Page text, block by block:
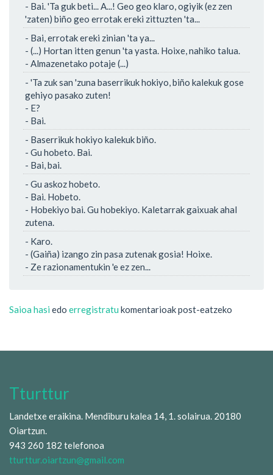
- Bai. 'Ta guk beti... A...! Geo geo klaro, ogiyik (ez zen
'zaten) biño geo errotak ereki zittuzten 'ta...
- Bai, errotak ereki zinian 'ta ya...
- (...) Hortan itten genun 'ta yasta. Hoixe, nahiko talua.
- Almazenetako potaje (...)
- 'Ta zuk san 'zuna baserrikuk hokiyo, biño kalekuk gose
gehiyo pasako zuten!
- E?
- Bai.
- Baserrikuk hokiyo kalekuk biño.
- Gu hobeto. Bai.
- Bai, bai.
- Gu askoz hobeto.
- Bai. Hobeto.
- Hobekiyo bai. Gu hobekiyo. Kaletarrak gaixuak ahal
zutena.
- Karo.
- (Gaiña) izango zin pasa zutenak gosia! Hoixe.
- Ze razionamentukin 'e ez zen...
Saioa hasi edo erregistratu komentarioak post-eatzeko
Tturttur
Landetxe eraikina. Mendiburu kalea 14, 1. solairua. 20180
Oiartzun.
943 260 182 telefonoa
tturttur.oiartzun@gmail.com